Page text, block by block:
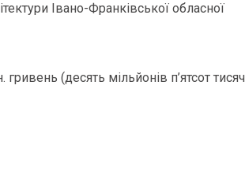
Івано-Франківської обласної
гривень (десять мільйонів п’ятсот тисяч